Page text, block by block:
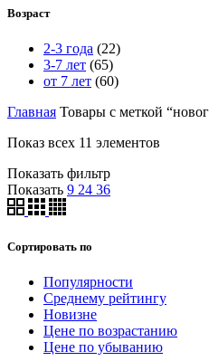
Возраст
2-3 года (22)
3-7 лет (65)
от 7 лет (60)
Главная Товары с меткой
Показ всех 11 элементов
Показать фильтр
Показать 9 24 36
Сортировать по
Популярности
Среднему рейтингу
Новизне
Цене по возрастанию
Цене по убыванию